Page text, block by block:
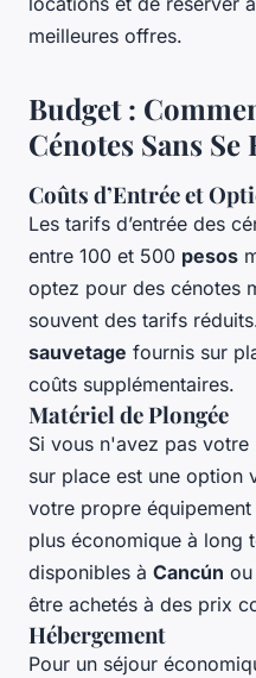
meilleures offres.
Budget :
Cénotes Sans
Coûts d’Entrée et
Les tarifs d’entrée des
entre 100 et 500 pesos
optez pour des cénotes
souvent des tarifs
sauvetage fournis sur
coûts supplémentaires.
Matériel de Plongée
Si vous n'avez pas
sur place est une option
votre propre équipement
plus économique à long
disponibles à Cancún ou
être achetés à des prix
Hébergement
Pour un séjour